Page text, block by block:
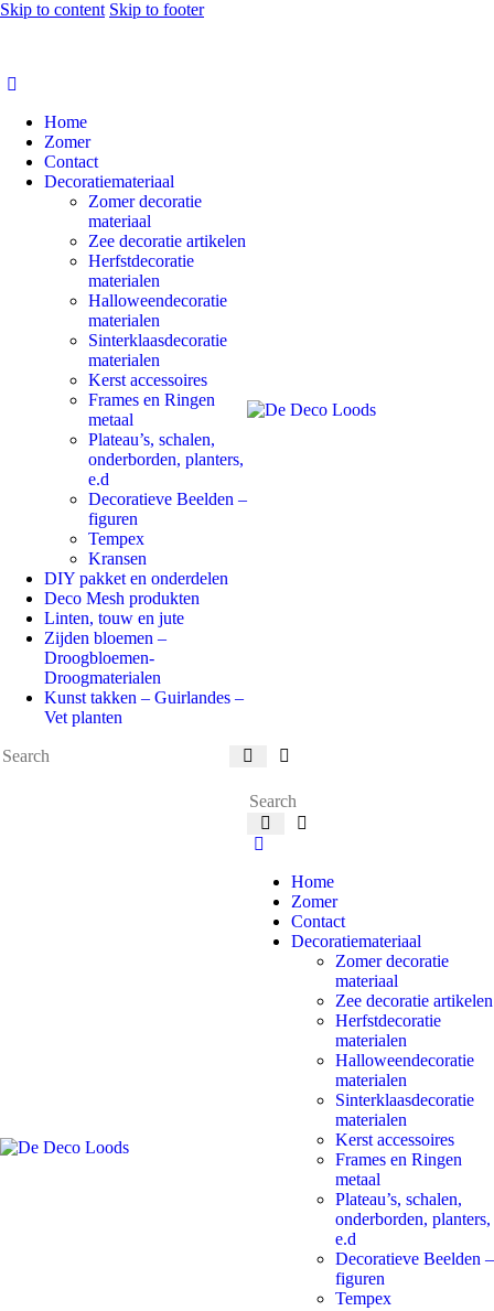
Skip to content Skip to footer
Home
Zomer
Contact
Decoratiemateriaal
Zomer decoratie
materiaal
Zee decoratie artikelen
Herfstdecoratie
materialen
Halloweendecoratie
materialen
Sinterklaasdecoratie
materialen
Kerst accessoires
Frames en Ringen
metaal
Plateau’s, schalen,
onderborden, planters,
e.d
Decoratieve Beelden –
figuren
Tempex
Kransen
DIY pakket en onderdelen
Deco Mesh produkten
Linten, touw en jute
Zijden bloemen –
Droogbloemen-
Droogmaterialen
Kunst takken – Guirlandes –
Vet planten
Home
Zomer
Contact
Decoratiemateriaal
Zomer decoratie
materiaal
Zee decoratie artikelen
Herfstdecoratie
materialen
Halloweendecoratie
materialen
Sinterklaasdecoratie
materialen
Kerst accessoires
Frames en Ringen
metaal
Plateau’s, schalen,
onderborden, planters,
e.d
Decoratieve Beelden –
figuren
Tempex